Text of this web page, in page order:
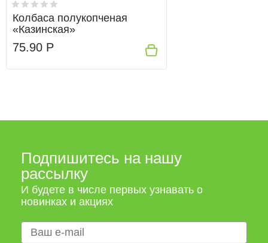
Колбаса полукопченая
«Казинская»
75.90 Р
Подпишитесь на нашу
рассылку
И будете в числе первых узнавать о
новинках и акциях